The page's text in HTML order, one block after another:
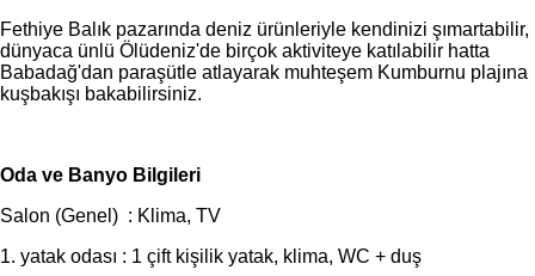
Fethiye Balık pazarında deniz ürünleriyle kendinizi şımartabilir,
dünyaca ünlü Ölüdeniz'de birçok aktiviteye katılabilir hatta
Babadağ'dan paraşütle atlayarak muhteşem Kumburnu plajına
kuşbakışı bakabilirsiniz.
Oda ve Banyo Bilgileri
Salon (Genel) : Klima, TV
1. yatak odası : 1 çift kişilik yatak, klima, WC + duş